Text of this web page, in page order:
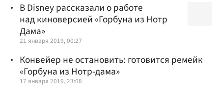
В Disney рассказали о работе
над киноверсией «Горбуна из Нотр
Дама»
21 января 2019, 00:27
Конвейер не остановить: готовится ремейк
«Горбуна из Нотр-дама»
17 января 2019, 23:08